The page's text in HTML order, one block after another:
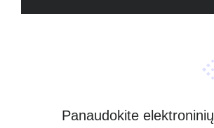
Panaudokite elektroninių